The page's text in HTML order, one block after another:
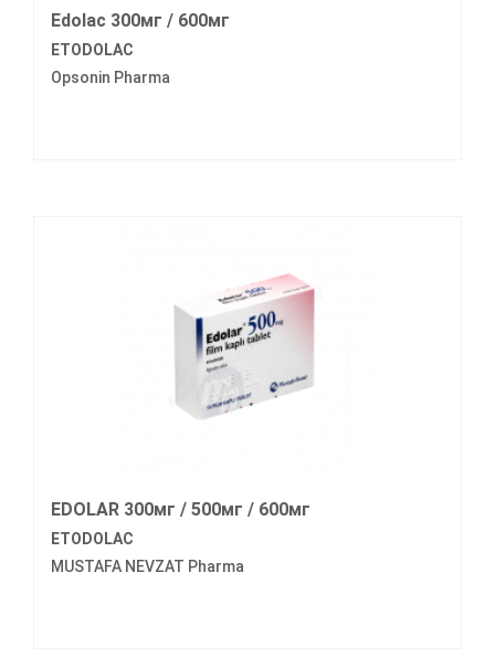
Edolac 300мг / 600мг
ETODOLAC
Opsonin Pharma
EDOLAR 300мг / 500мг / 600мг
ETODOLAC
MUSTAFA NEVZAT Pharma